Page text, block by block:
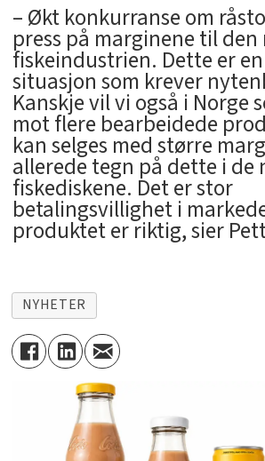
– Økt konkurranse om
press på marginene til den
fiskeindustrien. Dette er
situasjon som krever
Kanskje vil vi også i Norge
mot flere bearbeidede
kan selges med større
allerede tegn på dette i de
fiskediskene. Det er stor
betalingsvillighet i
produktet er riktig, sier
NYHETER